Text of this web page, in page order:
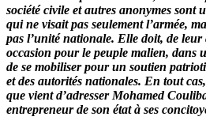
société civile et autres anonymes sont
qui ne visait pas seulement l’armée,
pas l’unité nationale. Elle doit, de leur
occasion pour le peuple malien, dans
de se mobiliser pour un soutien
et des autorités nationales. En tout cas,
que vient d’adresser Mohamed
entrepreneur de son état à ses